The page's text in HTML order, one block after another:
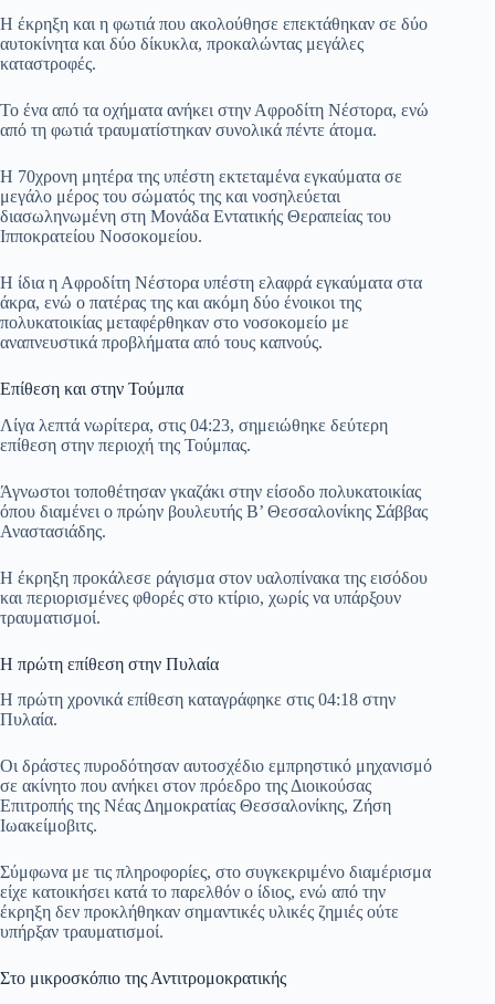
Η έκρηξη και η φωτιά που ακολούθησε επεκτάθηκαν σε δύο
αυτοκίνητα και δύο δίκυκλα, προκαλώντας μεγάλες
καταστροφές.
Το ένα από τα οχήματα ανήκει στην Αφροδίτη Νέστορα, ενώ
από τη φωτιά τραυματίστηκαν συνολικά πέντε άτομα.
Η 70χρονη μητέρα της υπέστη εκτεταμένα εγκαύματα σε
μεγάλο μέρος του σώματός της και νοσηλεύεται
διασωληνωμένη στη Μονάδα Εντατικής Θεραπείας του
Ιπποκρατείου Νοσοκομείου.
Η ίδια η Αφροδίτη Νέστορα υπέστη ελαφρά εγκαύματα στα
άκρα, ενώ ο πατέρας της και ακόμη δύο ένοικοι της
πολυκατοικίας μεταφέρθηκαν στο νοσοκομείο με
αναπνευστικά προβλήματα από τους καπνούς.
Επίθεση και στην Τούμπα
Λίγα λεπτά νωρίτερα, στις 04:23, σημειώθηκε δεύτερη
επίθεση στην περιοχή της Τούμπας.
Άγνωστοι τοποθέτησαν γκαζάκι στην είσοδο πολυκατοικίας
όπου διαμένει ο πρώην βουλευτής Β’ Θεσσαλονίκης Σάββας
Αναστασιάδης.
Η έκρηξη προκάλεσε ράγισμα στον υαλοπίνακα της εισόδου
και περιορισμένες φθορές στο κτίριο, χωρίς να υπάρξουν
τραυματισμοί.
Η πρώτη επίθεση στην Πυλαία
Η πρώτη χρονικά επίθεση καταγράφηκε στις 04:18 στην
Πυλαία.
Οι δράστες πυροδότησαν αυτοσχέδιο εμπρηστικό μηχανισμό
σε ακίνητο που ανήκει στον πρόεδρο της Διοικούσας
Επιτροπής της Νέας Δημοκρατίας Θεσσαλονίκης, Ζήση
Ιωακείμοβιτς.
Σύμφωνα με τις πληροφορίες, στο συγκεκριμένο διαμέρισμα
είχε κατοικήσει κατά το παρελθόν ο ίδιος, ενώ από την
έκρηξη δεν προκλήθηκαν σημαντικές υλικές ζημιές ούτε
υπήρξαν τραυματισμοί.
Στο μικροσκόπιο της Αντιτρομοκρατικής